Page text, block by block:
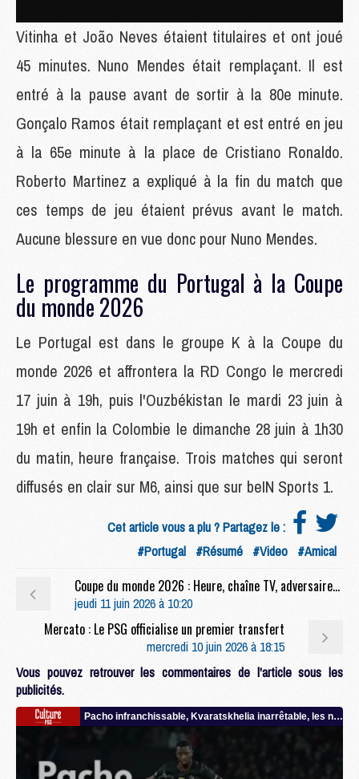
Vitinha et João Neves étaient titulaires et ont joué
45 minutes. Nuno Mendes était remplaçant. Il est
entré à la pause avant de sortir à la 80e minute.
Gonçalo Ramos était remplaçant et est entré en jeu
à la 65e minute à la place de Cristiano Ronaldo.
Roberto Martinez a expliqué à la fin du match que
ces temps de jeu étaient prévus avant le match.
Aucune blessure en vue donc pour Nuno Mendes.
Le programme du Portugal à la Coupe
du monde 2026
Le Portugal est dans le groupe K à la Coupe du
monde 2026 et affrontera la RD Congo le mercredi
17 juin à 19h, puis l'Ouzbékistan le mardi 23 juin à
19h et enfin la Colombie le dimanche 28 juin à 1h30
du matin, heure française. Trois matches qui seront
diffusés en clair sur M6, ainsi que sur beIN Sports 1.
Cet article vous a plu ? Partagez le :
#Portugal #Résumé #Video #Amical
Coupe du monde 2026 : Heure, chaîne TV, adversaires, le calendrier complet des 16 Mondialistes du PSG
jeudi 11 juin 2026 à 10:20
Mercato : Le PSG officialise un premier transfert
mercredi 10 juin 2026 à 18:15
Vous pouvez retrouver les commentaires de l'article sous les
publicités.